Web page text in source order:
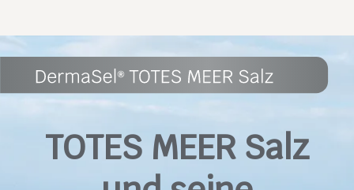
TOTES MEER Salz